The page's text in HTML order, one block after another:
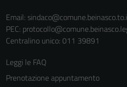
Email:
PEC:
Centralino unico: 011 39891
Leggi le FAQ
Prenotazione appuntamento